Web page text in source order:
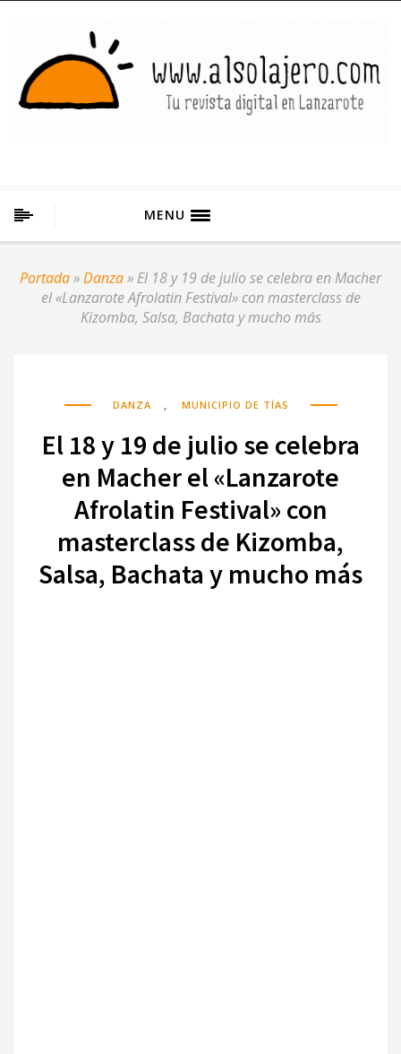
MENU
Portada»Danza» El 18 y 19 de julio se celebra en Macher
el «Lanzarote Afrolatin Festival» con masterclass de
Kizomba, Salsa, Bachata y mucho más
DANZA , MUNICIPIO DE TÍAS
El 18 y 19 de julio se celebra
en Macher el «Lanzarote
Afrolatin Festival» con
masterclass de Kizomba,
Salsa, Bachata y mucho más